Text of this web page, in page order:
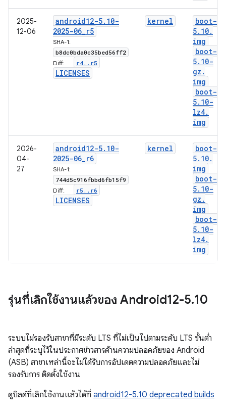
2025-
12-06
android12-5. 10-
2025-06_r5
SHA-1:
b8dc0bda0c35bed56ff2
Diff: r4. . r5
LICENSES
kernel
boot-
5. 10.
img
boot-
5. 10-
gz .
img
boot-
5. 10-
lz4.
img
2026-
04-
27
android12-5. 10-
2025-06_r6
SHA-1:
744d5c916fbbd6fb15f9
Diff: r5 . . r6
LICENSES
kernel
boot-
5. 10.
img
boot-
5. 10-
gz .
img
boot-
5. 10-
lz4.
img
รุ่นที่เลิกใช้งานแล้วของ Android12-5.10
ระบบไม่รองรับสาขาที่มีระดับ LTS ที่ไม่เป็นไปตามระดับ LTS ขั้นต่ำ
ล่าสุดที่ระบุไว้ในประกาศข่าวสารด้านความปลอดภัยของ Android
(ASB) สาขาเหล่านี้จะไม่ได้รับการอัปเดตความปลอดภัยและไม่
รองรับการ ติดตั้งใช้งาน
ดูบิลด์ที่เลิกใช้งานแล้วได้ที่ android12-5.10 deprecated builds